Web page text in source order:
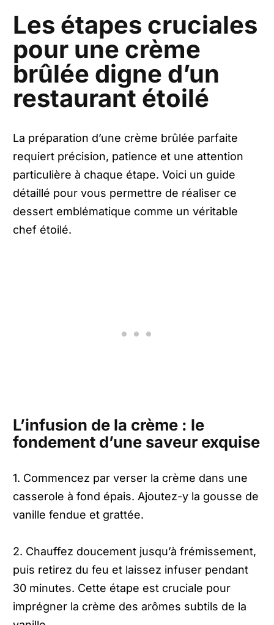
Les étapes cruciales
pour une crème
brûlée digne d’un
restaurant étoilé
La préparation d’une crème brûlée parfaite
requiert précision, patience et une attention
particulière à chaque étape. Voici un guide
détaillé pour vous permettre de réaliser ce
dessert emblématique comme un véritable
chef étoilé.
L’infusion de la crème : le
fondement d’une saveur exquise
1. Commencez par verser la crème dans une
casserole à fond épais. Ajoutez-y la gousse de
vanille fendue et grattée.
2. Chauffez doucement jusqu’à frémissement,
puis retirez du feu et laissez infuser pendant
30 minutes. Cette étape est cruciale pour
imprégner la crème des arômes subtils de la